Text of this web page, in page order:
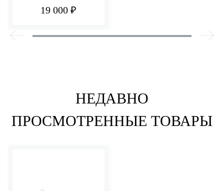
РАКОВИНЫ/ДУША
19 000 ₽
НЕДАВНО
ПРОСМОТРЕННЫЕ ТОВАРЫ